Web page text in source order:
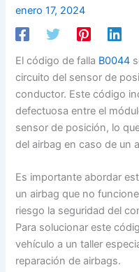
enero 17, 2024
El código de falla B0044
circuito del sensor de
conductor. Este código
defectuosa entre el
sensor de posición, lo
del airbag en caso de un
Es importante abordar
un airbag que no
riesgo la seguridad del
Para solucionar este
vehículo a un taller
reparación de airbags.